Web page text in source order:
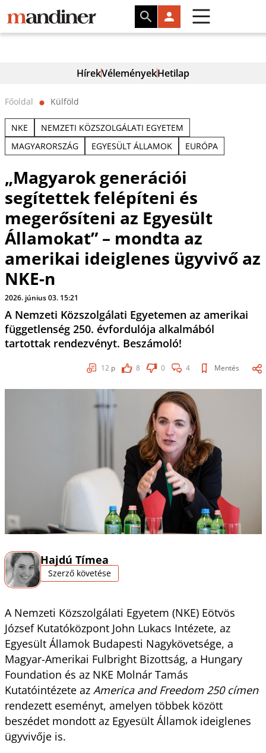
HírekVéleményekHetilap
Főoldal ⬤ Külföld
NKE
NEMZETI KÖZSZOLGÁLATI EGYETEM
MAGYARORSZÁG
EGYESÜLT ÁLLAMOK EURÓPA
„Magyarok generációi
segítettek felépíteni és
megerősíteni az Egyesült
Államokat” – mondta az
amerikai ideiglenes ügyvivő az
NKE-n
2026. június 03. 15:21
A Nemzeti Közszolgálati Egyetemen az amerikai
függetlenség 250. évfordulója alkalmából
tartottak rendezvényt. Beszámoló!
12 p 8 0 4 Mentés
Hajdú Tímea
Szerző követése
A Nemzeti Közszolgálati Egyetem (NKE) Eötvös
József Kutatóközpont John Lukacs Intézete, az
Egyesült Államok Budapesti Nagykövetsége, a
Magyar-Amerikai Fulbright Bizottság, a Hungary
Foundation és az NKE Molnár Tamás
Kutatóintézete az America and Freedom 250 címen
rendezett eseményt, amelyen többek között
beszédet mondott az Egyesült Államok ideiglenes
ügyvivője is.